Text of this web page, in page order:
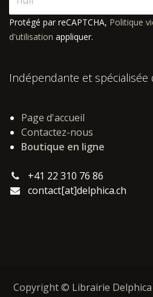
Protégé par reCAPTCHA, Politique
d'utilisation appliquer.
Indépendante et spécialisée
Page d'accueil
Contactez-nous
Boutique en ligne
+41 22 310 76 86
contact[at]delphica.ch
Copyright © Librairie Delphica